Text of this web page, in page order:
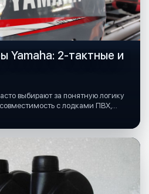
2-тактные и
выбирают за понятную логику
с лодками ПВХ,